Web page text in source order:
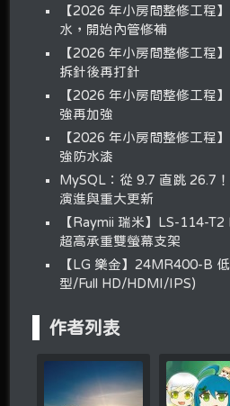
【2026 年小房間整修工程
水，開始內管修補
【2026 年小房間整修工程
拆針後再打針
【2026 年小房間整修工程
強再加強
【2026 年小房間整修工程
強防水漆
MySQL：從 9.7 直跳 26.7
演進與重大更新
【Raymii 瑞米】LS-114-
超高承重雙螢幕支架
【LG 樂金】24MR400-B
型/Full HD/HDMI/IPS)
作者列表